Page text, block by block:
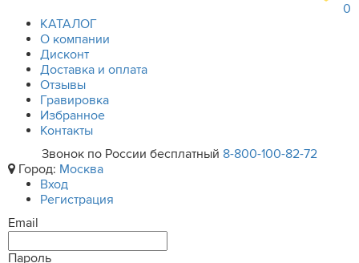
0
КАТАЛОГ
О компании
Дисконт
Доставка и оплата
Отзывы
Гравировка
Избранное
Контакты
Звонок по России бесплатный 8-800-100-82-72
Город: Москва
Вход
Регистрация
Email
Пароль